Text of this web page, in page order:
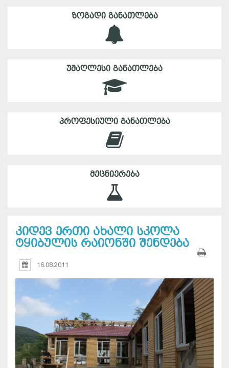
ᲖᲝᲒᲐᲓᲘ ᲒᲐᲜᲐᲗᲚᲔᲑᲐ
ᲣᲛᲐᲦᲚᲔᲡᲘ ᲒᲐᲜᲐᲗᲚᲔᲑᲐ
ᲞᲠᲝᲤᲔᲡᲘᲣᲚᲘ ᲒᲐᲜᲐᲗᲚᲔᲑᲐ
ᲛᲔᲪᲜᲘᲔᲠᲔᲑᲐ
კიდევ ერთი ახალი სკოლა
ტყიბულის რაიონში შენდება
16.08.2011